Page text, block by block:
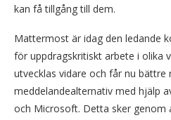
kan få tillgång till dem.
Mattermost är idag den ledande
för uppdragskritiskt arbete i olika
utvecklas vidare och får nu bättre
meddelandealternativ med hjälp
och Microsoft. Detta sker